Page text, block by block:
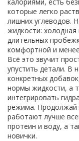
которые легко
лишних углеводов.
жидкости:
длительных
комфортной и
Всё это звучит
упустить детали. В
конкретных
нормы жидкости, а
интегрировать
режима.
работают лучше
протеин и воду, а
новички.